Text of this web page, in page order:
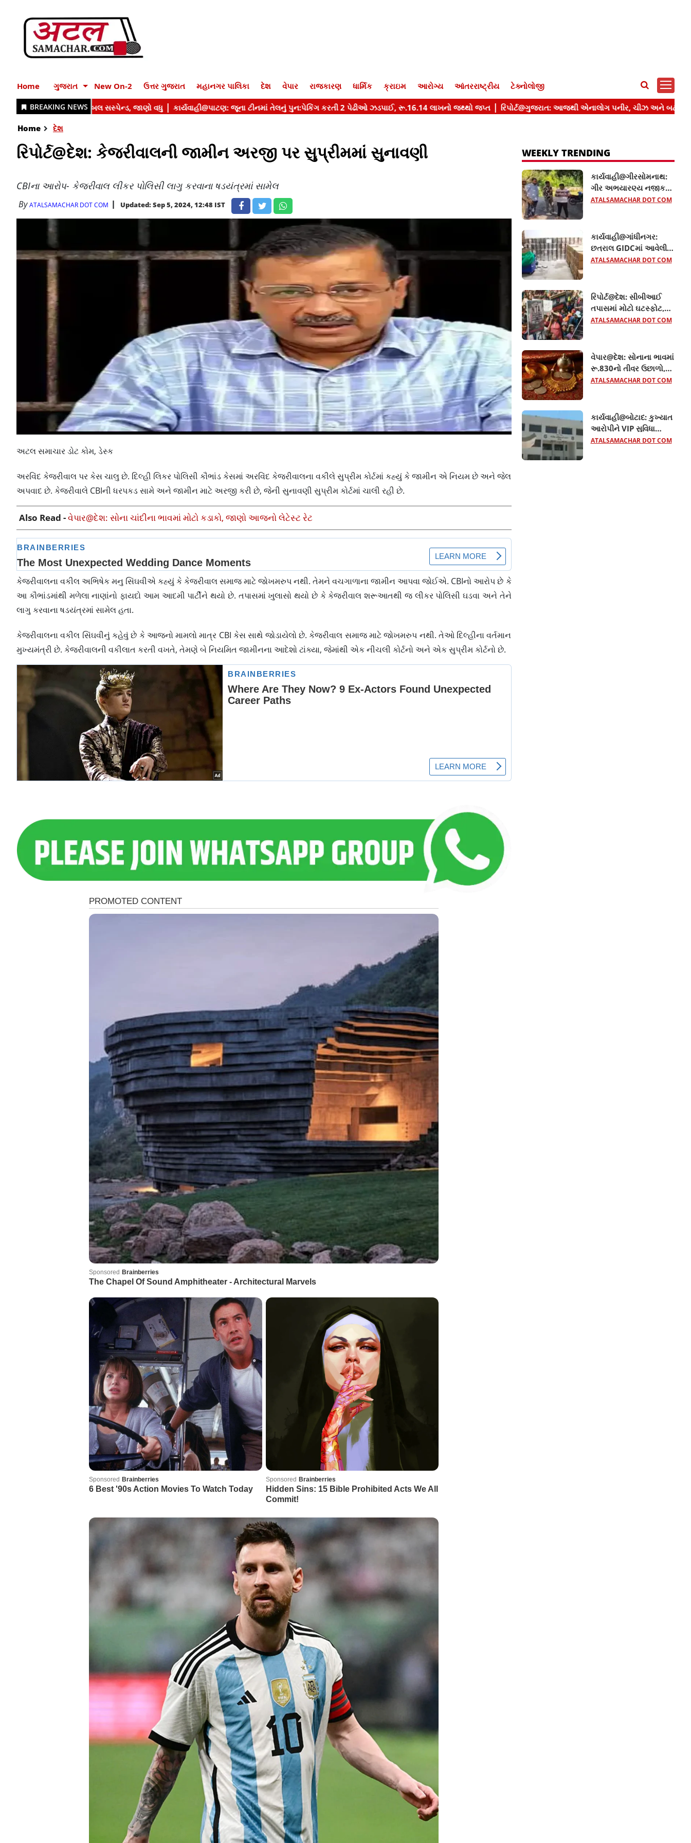
Home ગુજરાત New On-2 ઉત્તર ગુજરાત મહાનગર પાલિકા દેશ વેપાર રાજકારણ ધાર્મિક ક્રાઇમ આરોગ્ય આંતરરાષ્ટ્રીય ટેક્નોલોજી
Home દેશ
રિપોર્ટ@દેશ: કેજરીવાલની જામીન અરજી પર સુપ્રીમમાં સુનાવણી
CBIના આરોપ- કેજરીવાલ લીકર પોલિસી લાગુ કરવાના ષડયંત્રમાં સામેલ
ByATALSAMACHAR DOT COM Updated: Sep 5, 2024, 12:48 IST
અટલ સમાચાર ડોટ કોમ, ડેસ્ક
અરવિંદ કેજરીવાલ પર કેસ ચાલુ છે. દિલ્હી લિકર પોલિસી કૌભાંડ કેસમાં અરવિંદ કેજરીવાલના વકીલે સુપ્રીમ કોર્ટમાં કહ્યું કે જામીન એ નિયમ છે અને જેલ
અપવાદ છે. કેજરીવાલે CBIની ધરપકડ સામે અને જામીન માટે અરજી કરી છે, જેની સુનાવણી સુપ્રીમ કોર્ટમાં ચાલી રહી છે.
Also Read -વેપાર@દેશ: સોના ચાંદીના ભાવમાં મોટો કડાકો, જાણો આજનો લેટેસ્ટ રેટ
કેજરીવાલના વકીલ અભિષેક મનુ સિંઘવીએ કહ્યું કે કેજરીવાલ સમાજ માટે જોખમરુપ નથી. તેમને વચગાળાના જામીન આપવા જોઈએ. CBIનો આરોપ છે કે
આ કૌભાંડમાંથી મળેલા નાણાંનો ફાયદો આમ આદમી પાર્ટીને થયો છે. તપાસમાં ખુલાસો થયો છે કે કેજરીવાલ શરૂઆતથી જ લીકર પોલિસી ઘડવા અને તેને
લાગુ કરવાના ષડયંત્રમાં સામેલ હતા.
કેજરીવાલના વકીલ સિંઘવીનું કહેવું છે કે આજનો મામલો માત્ર CBI કેસ સાથે જોડાયેલો છે. કેજરીવાલ સમાજ માટે જોખમરુપ નથી. તેઓ દિલ્હીના વર્તમાન
મુખ્યમંત્રી છે. કેજરીવાલની વકીલાત કરતી વખતે, તેમણે બે નિયમિત જામીનના આદેશો ટાંક્યા, જેમાંથી એક નીચલી કોર્ટનો અને એક સુપ્રીમ કોર્ટનો છે.
WEEKLY TRENDING
કાર્યવાહી@ગીરસોમનાથ:
ગીર અભયારણ્ય નજીક
તંત્રનો સપાટો, નિયમભંગ
ATALSAMACHAR DOT COM
કાર્યવાહી@ગાંધીનગર:
છત્રાલ GIDCમાં આવેલી
ફેક્ટરીમાં રેડ, હજારો લીટર
ATALSAMACHAR DOT COM
રિપોર્ટ@દેશ: સીબીઆઈ
તપાસમાં મોટો ઘટસ્ફોટ,
NTAના નિષ્ણાતોએ જ
ATALSAMACHAR DOT COM
વેપાર@દેશ: સોનાના ભાવમાં
રૂ.830નો તીવ્ર ઉછાળો,
ચાંદી પણ રૂ.2,28,000ની
ATALSAMACHAR DOT COM
કાર્યવાહી@બોટાદ: કુખ્યાત
આરોપીને VIP સુવિધા
આપતા બે કોન્સ્ટેબલ
ATALSAMACHAR DOT COM